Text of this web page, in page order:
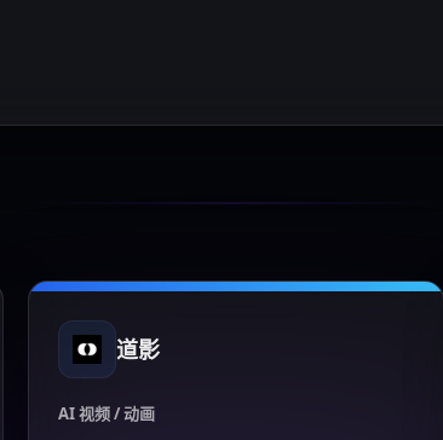
道影
AI 视频 / 动画